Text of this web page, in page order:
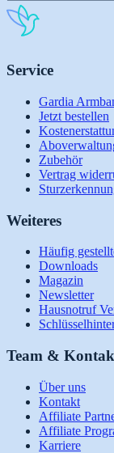
Service
Gardia
Jetzt bestellen
Zubehör
Vertrag
Weiteres
Häufig
Downloads
Magazin
Newsletter
Hausnotruf
Team &
Über uns
Kontakt
Affiliate
Affiliate
Karriere